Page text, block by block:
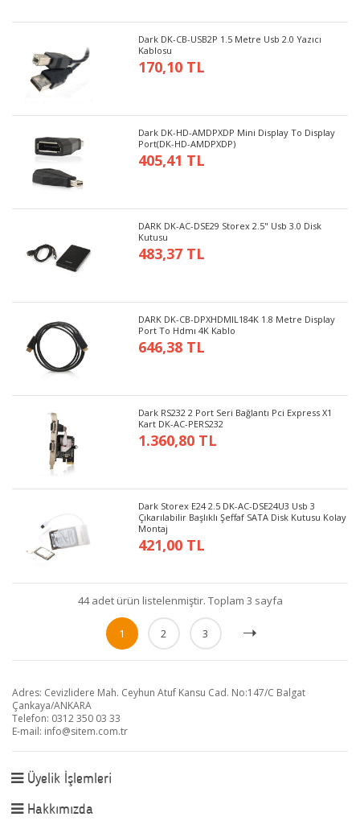
Dark DK-CB-USB2P 1.5 Metre Usb 2.0 Yazıcı
Kablosu
170,10 TL
Dark DK-HD-AMDPXDP Mini Display To Display
Port(DK-HD-AMDPXDP)
405,41 TL
DARK DK-AC-DSE29 Storex 2.5" Usb 3.0 Disk
Kutusu
483,37 TL
DARK DK-CB-DPXHDMIL184K 1.8 Metre Display
Port To Hdmı 4K Kablo
646,38 TL
Dark RS232 2 Port Seri Bağlantı Pci Express X1
Kart DK-AC-PERS232
1.360,80 TL
Dark Storex E24 2.5 DK-AC-DSE24U3 Usb 3
Çıkarılabilir Başlıklı Şeffaf SATA Disk Kutusu Kolay
Montaj
421,00 TL
44 adet ürün listelenmiştir. Toplam 3 sayfa
1 2 3
Adres: Cevizlidere Mah. Ceyhun Atuf Kansu Cad. No:147/C Balgat
Çankaya/ANKARA
Telefon: 0312 350 03 33
E-mail: info@sitem.com.tr
Üyelik İşlemleri
Hakkımızda